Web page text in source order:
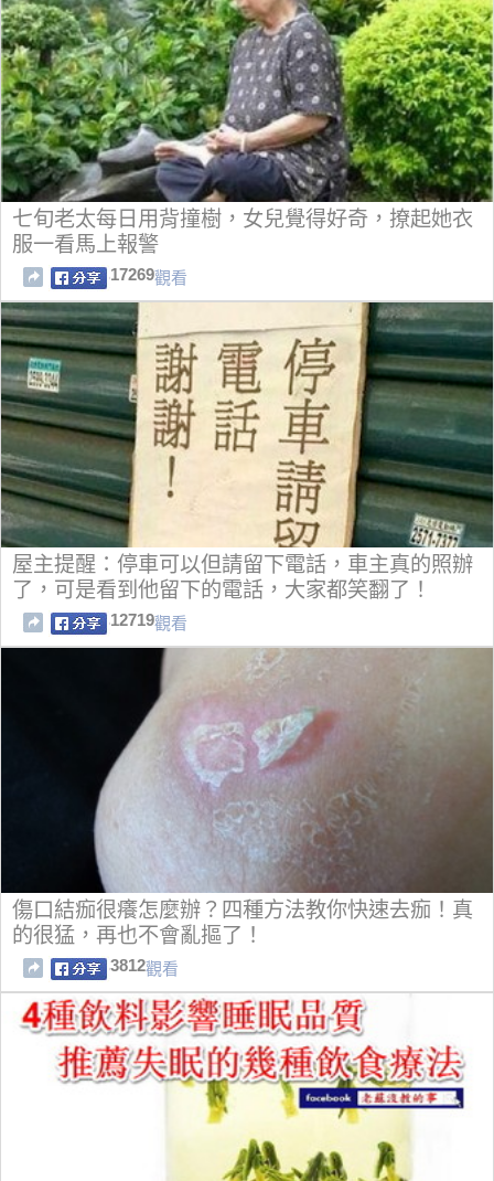
七旬老太每日用背撞樹，女兒覺得好奇，撩起她衣
服一看馬上報警
17269觀看
屋主提醒：停車可以但請留下電話，車主真的照辦
了，可是看到他留下的電話，大家都笑翻了！
12719觀看
傷口結痂很癢怎麼辦？四種方法教你快速去痂！真
的很猛，再也不會亂摳了！
3812觀看